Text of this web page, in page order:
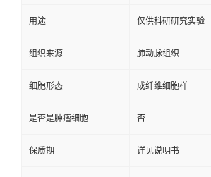
用途 仅供科研研究实验
组织来源 肺动脉组织
细胞形态 成纤维细胞样
是否是肿瘤细胞 否
保质期 详见说明书